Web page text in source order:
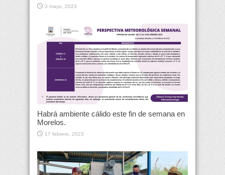
3 mayo, 2023
Habrá ambiente cálido este fin de semana en
Morelos.
17 febrero, 2023